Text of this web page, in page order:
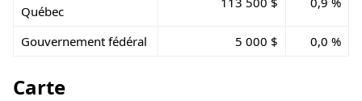
Québec
Gouvernement fédéral 5 000 $ 0,0 %
Carte